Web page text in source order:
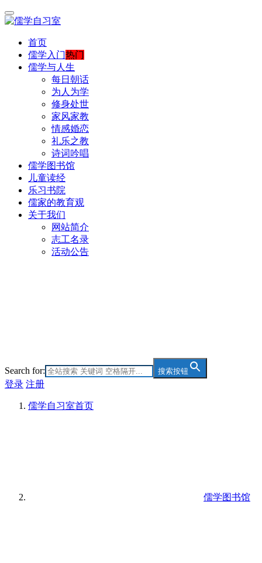
首页
儒学入门热门
儒学与人生
每日朝话
为人为学
修身处世
家风家教
情感婚恋
礼乐之教
诗词吟唱
儒学图书馆
儿童读经
乐习书院
儒家的教育观
关于我们
网站简介
志工名录
活动公告
Search for: 搜索按钮
登录 注册
儒学自习室首页
儒学图书馆